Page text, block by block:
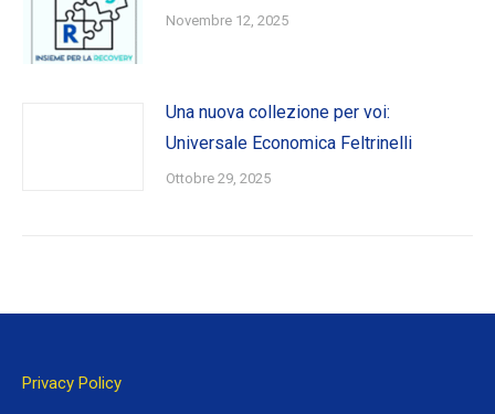
Novembre 12, 2025
Una nuova collezione per voi:
Universale Economica Feltrinelli
Ottobre 29, 2025
Privacy Policy